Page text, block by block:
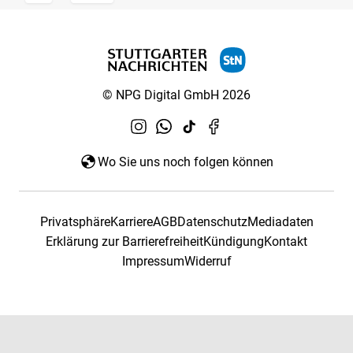
© NPG Digital GmbH 2026
Wo Sie uns noch folgen können
PrivatsphäreKarriereAGBDatenschutzMediadaten
Erklärung zur BarrierefreiheitKündigungKontakt
ImpressumWiderruf